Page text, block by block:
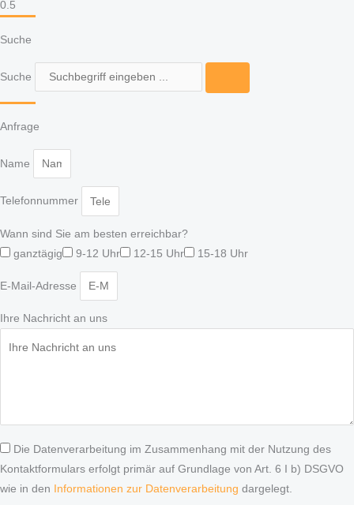
Suche
Suche
Anfrage
Name
Telefonnummer
Wann sind Sie am besten erreichbar?
ganztägig
9-12 Uhr 12-15 Uhr 15-18 Uhr
E-Mail-Adresse
Ihre Nachricht an uns
Die Datenverarbeitung im Zusammenhang mit der Nutzung des
Kontaktformulars erfolgt primär auf Grundlage von Art. 6 I b) DSGVO
wie in den
Informationen zur Datenverarbeitung dargelegt.